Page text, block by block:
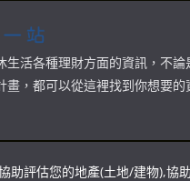
生活各種理財方面的資訊，不
，都可以從這裡找到你想要的
助評估您的地產(土地/建物),協